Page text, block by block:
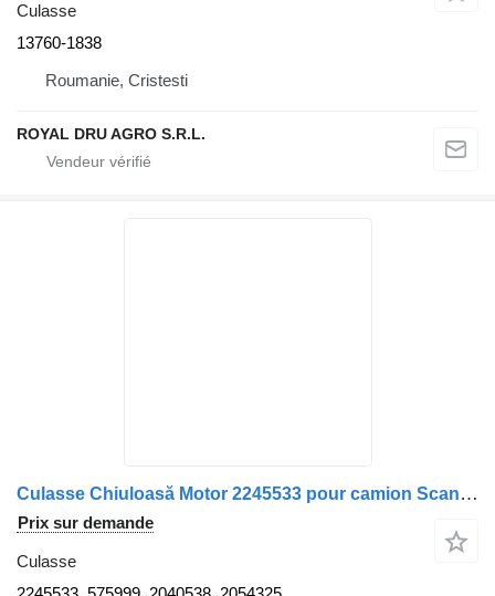
Culasse
13760-1838
Roumanie, Cristesti
ROYAL DRU AGRO S.R.L.
Culasse Chiuloasă Motor 2245533 pour camion Scania 2245533 575999 2040538 2054325
Prix sur demande
Culasse